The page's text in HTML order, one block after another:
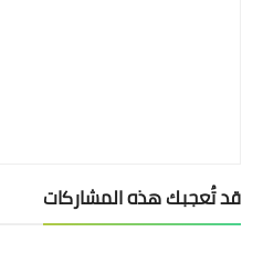
قد تُعجبك هذه المشاركات